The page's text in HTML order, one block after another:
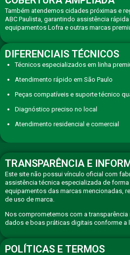
Também atendemos cidades próximas e
ABC Paulista, garantindo assistência
equipamentos Lofra e outras marcas
DIFERENCIAIS TÉCNICOS
Técnicos especializados em linha
Atendimento rápido em São Paulo
Peças compatíveis e suporte técnico
Diagnóstico preciso no local
Atendimento residencial e comercial
TRANSPARÊNCIA E
Este site não possui vínculo oficial com
assistência técnica especializada de
equipamentos das marcas mencionadas,
de uso de marca.
Nos comprometemos com a
dados e boas práticas digitais conforme a
POLÍTICAS E TERMOS